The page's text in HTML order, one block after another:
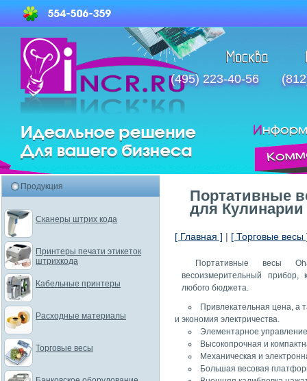
(495) 223-40-56
Портативные
для Кулинарии
[ Главная ] | [ Торговые весы
Портативные весы
весоизмерительный прибор,
любого бюджета.
Привлекательная цена, а
и экономия электричества.
Элементарное
Высокопрочная и
Механическая и
Большая весовая
Продукция
Сканеры штрих кода
Принтеры печати этикеток
штрихкода
Кабельные принтеры
Расходные материалы
Торговые весы